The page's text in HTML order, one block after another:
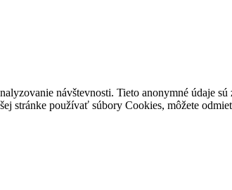
návštevnosti. Tieto anonymné údaje
stránke používať súbory Cookies, môžete